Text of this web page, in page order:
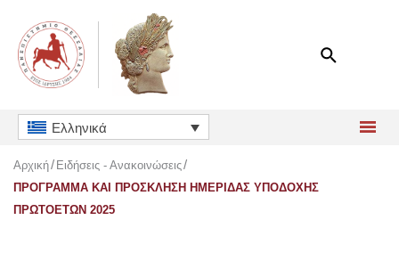
περιεχόμενο
Ελληνικά
Αρχική
Ειδήσεις - Ανακοινώσεις
ΠΡΟΓΡΑΜΜΑ ΚΑΙ ΠΡΟΣΚΛΗΣΗ ΗΜΕΡΙΔΑΣ ΥΠΟΔΟΧΗΣ
ΠΡΩΤΟΕΤΩΝ 2025